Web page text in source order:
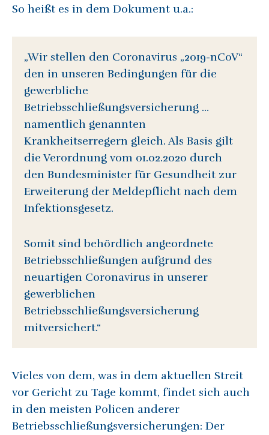
So heißt es in dem Dokument u.a.:
„Wir stellen den Coronavirus „2019-nCoV“
den in unseren Bedingungen für die
gewerbliche
Betriebsschließungsversicherung …
namentlich genannten
Krankheitserregern gleich. Als Basis gilt
die Verordnung vom 01.02.2020 durch
den Bundesminister für Gesundheit zur
Erweiterung der Meldepflicht nach dem
Infektionsgesetz.
Somit sind behördlich angeordnete
Betriebsschließungen aufgrund des
neuartigen Coronavirus in unserer
gewerblichen
Betriebsschließungsversicherung
mitversichert.“
Vieles von dem, was in dem aktuellen Streit
vor Gericht zu Tage kommt, findet sich auch
in den meisten Policen anderer
Betriebsschließungsversicherungen: Der